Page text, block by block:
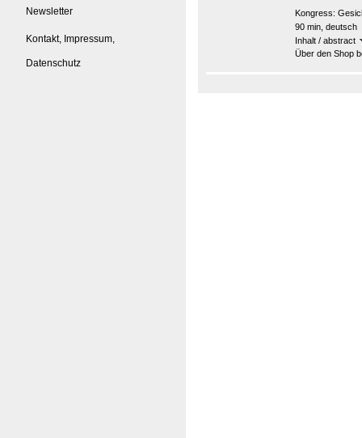
Newsletter
Kontakt, Impressum,
Datenschutz
Kongress:
90 min, deutsch
Inhalt / abstract
Über den Shop